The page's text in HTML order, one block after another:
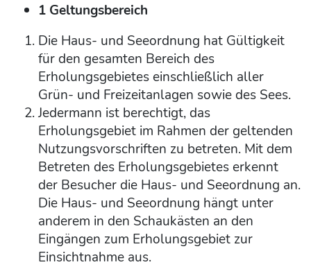
1 Geltungsbereich
Die Haus- und Seeordnung hat Gültigkeit
für den gesamten Bereich des
Erholungsgebietes einschließlich aller
Grün- und Freizeitanlagen sowie des Sees.
Jedermann ist berechtigt, das
Erholungsgebiet im Rahmen der geltenden
Nutzungsvorschriften zu betreten. Mit dem
Betreten des Erholungsgebietes erkennt
der Besucher die Haus- und Seeordnung an.
Die Haus- und Seeordnung hängt unter
anderem in den Schaukästen an den
Eingängen zum Erholungsgebiet zur
Einsichtnahme aus.